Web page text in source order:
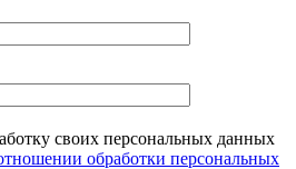
своих персональных данных
обработки персональных